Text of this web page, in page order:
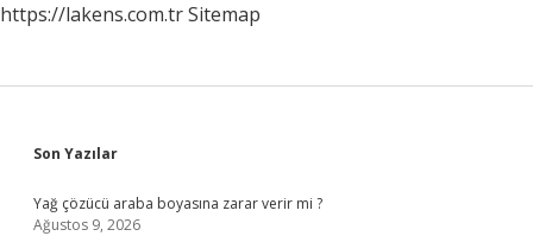
https://lakens.com.trSitemap
Sidebar
Son Yazılar
Yağ çözücü araba boyasına zarar verir mi ?
Ağustos 9, 2026